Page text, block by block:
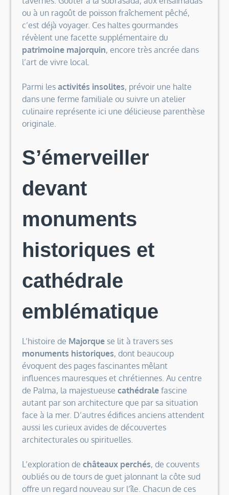
ou à un ragoût de poisson fraîchement pêché,
c’est déjà voyager. Ces haltes gourmandes
révèlent une facette supplémentaire du
patrimoine majorquin, encore très ancrée dans
l’art de vivre local.
Parmi les activités insolites, prévoir une halte
dans une ferme familiale ou suivre un atelier
culinaire représente ici une délicieuse parenthèse
originale.
S’émerveiller
devant
monuments
historiques et
cathédrale
emblématique
L’histoire de Majorquese lit à travers ses
monuments historiques, dont beaucoup
évoquent des pages fascinantes mêlant
influences mauresques et chrétiennes. Au centre
de Palma, la majestueuse cathédralefascine
autant par son architecture que par sa situation
face à la mer. D’autres édifices anciens attendent
aussi les curieux avides de découvertes
architecturales ou spirituelles.
L’exploration de châteaux perchés, de couvents
oubliés ou de tours de guet jalonnant la côte sud
offre un regard nouveau sur l’île. Chacun de ces